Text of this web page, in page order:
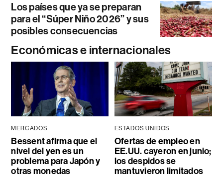
Los países que ya se preparan
para el “Súper Niño 2026” y sus
posibles consecuencias
Económicas e internacionales
MERCADOS
Bessent afirma que el
nivel del yen es un
problema para Japón y
otras monedas
ESTADOS UNIDOS
Ofertas de empleo en
EE.UU. cayeron en junio;
los despidos se
mantuvieron limitados